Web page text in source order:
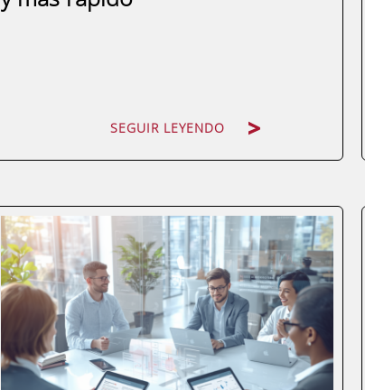
SEGUIR LEYENDO
Si alguna vez has publicado una oferta de
empleo y en 48 horas tenías 300
currículums sin saber por dónde
empezar, sabes exactamente el problema
que resuelve un ATS. La selección de
personal lleva años acumulando un
desfase entre el volumen de...